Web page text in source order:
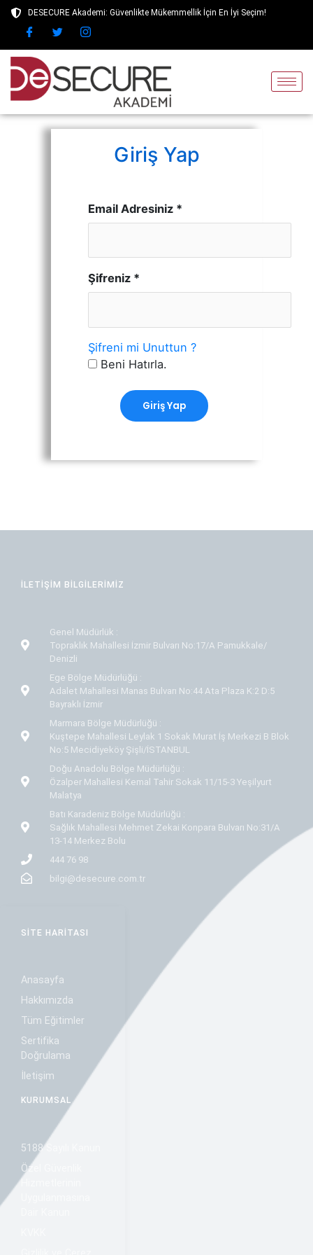
İçeriğeDESECURE Akademi: Güvenlikte Mükemmellik İçin En İyi Seçim!
Giriş Yap
Email Adresiniz *
Şifreniz *
Şifreni mi Unuttun ?
Beni Hatırla.
SITE HARITASI
Anasayfa
Hakkımızda
Tüm Eğitimler
Sertifika
Doğrulama
İletişim
KURUMSAL
5188 Sayılı Kanun
Özel Güvenlik
İLETİŞİM BİLGİLERİMİZ
Genel Müdürlük :
Topraklık Mahallesi İzmir Bulvarı No:17/A Pamukkale/
Denizli
Ege Bölge Müdürlüğü :
Adalet Mahallesi Manas Bulvarı No:44 Ata Plaza K:2 D:5
Bayraklı İzmir
Marmara Bölge Müdürlüğü :
Kuştepe Mahallesi Leylak 1 Sokak Murat İş Merkezi B Blok
No:5 Mecidiyeköy Şişli/İSTANBUL
Doğu Anadolu Bölge Müdürlüğü :
Özalper Mahallesi Kemal Tahir Sokak 11/15-3 Yeşilyurt
Malatya
Batı Karadeniz Bölge Müdürlüğü :
Sağlık Mahallesi Mehmet Zekai Konpara Bulvarı No:31/A
13-14 Merkez Bolu
444 76 98
bilgi@desecure.com.tr